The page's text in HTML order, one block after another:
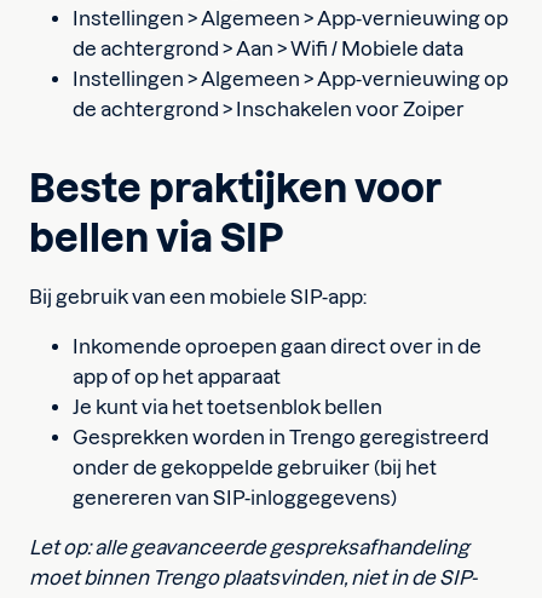
Instellingen > Algemeen > App-vernieuwing op
de achtergrond > Aan > Wifi / Mobiele data
Instellingen > Algemeen > App-vernieuwing op
de achtergrond > Inschakelen voor Zoiper
Beste praktijken voor
bellen via SIP
Bij gebruik van een mobiele SIP-app:
Inkomende oproepen gaan direct over in de
app of op het apparaat
Je kunt via het toetsenblok bellen
Gesprekken worden in Trengo geregistreerd
onder de gekoppelde gebruiker (bij het
genereren van SIP-inloggegevens)
Let op: alle geavanceerde gespreksafhandeling
moet binnen Trengo plaatsvinden, niet in de SIP-